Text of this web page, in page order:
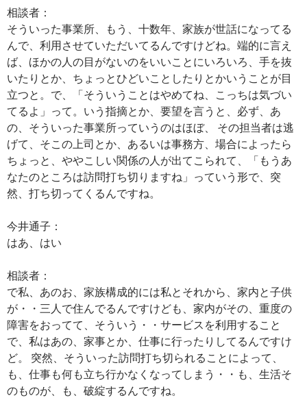
相談者：
そういった事業所、もう、十数年、家族が世話になってる
んで、利用させていただいてるんですけどね。端的に言え
ば、ほかの人の目がないのをいいことにいろいろ、手を抜
いたりとか、ちょっとひどいことしたりとかいうことが目
立つと。で、「そういうことはやめてね、こっちは気づい
てるよ」って。いう指摘とか、要望を言うと、必ず、あ
の、そういった事業所っていうのはほぼ、 その担当者は逃
げて、そこの上司とか、あるいは事務方、場合によったら
ちょっと、ややこしい関係の人が出てこられて、「もうあ
なたのところは訪問打ち切りますね」っていう形で、突
然、打ち切ってくるんですね。
今井通子：
はあ、はい
相談者：
で私、あのお、家族構成的には私とそれから、家内と子供
が・・三人で住んでるんですけども、家内がその、重度の
障害をおってて、そういう・・サービスを利用すること
で、私はあの、家事とか、仕事に行ったりしてるんですけ
ど。 突然、そういった訪問打ち切られることによって、
も、仕事も何も立ち行かなくなってしまう・・も、生活そ
のものが、も、破綻するんですね。